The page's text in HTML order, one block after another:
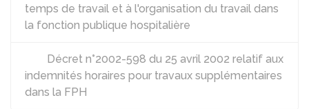
temps de travail et à l'organisation du travail dans
la fonction publique hospitalière
Décret n°2002-598 du 25 avril 2002 relatif aux
indemnités horaires pour travaux supplémentaires
dans la FPH